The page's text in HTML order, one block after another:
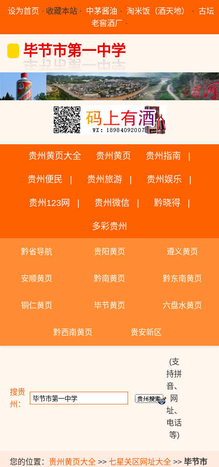
设为首页 · 收藏本站 · 中茅酱油 · 淘米饭（酒天地） · 古坛
老窖酒厂 ·
毕节市第一中学
贵州黄页大全 贵州黄页 贵州指南
贵州便民 贵州旅游 贵州娱乐
贵州123网 贵州微信 黔晓得
多彩贵州
黔省导航 贵阳黄页 遵义黄页
安顺黄页 黔南黄页 黔东南黄页
铜仁黄页 毕节黄页 六盘水黄页
黔西南黄页 贵安新区
搜贵
州：
(支
持拼
音、
网
址、
电话
等)
您的位置： 贵州黄页大全 >> 七星关区网址大全 >> 毕节市